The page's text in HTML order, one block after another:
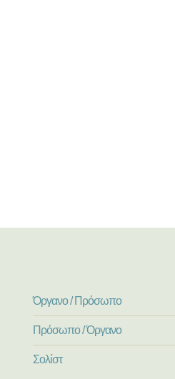
Όργανο / Πρόσωπο
Πρόσωπο / Όργανο
Σολίστ